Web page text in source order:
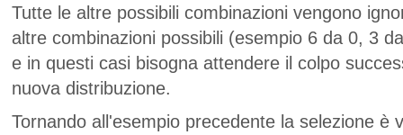
Tutte le altre possibili combinazioni vengono
altre combinazioni possibili (esempio 6 da 0, 3
e in questi casi bisogna attendere il colpo
nuova distribuzione.
Tornando all'esempio precedente la selezione è